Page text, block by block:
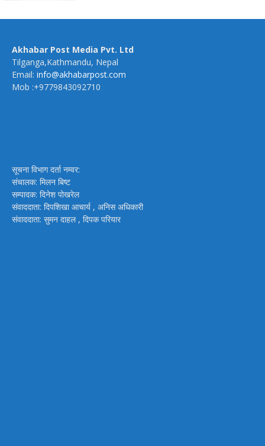
Akhabar Post Media Pvt. Ltd
Tilganga,Kathmandu, Nepal
Email: info@akhabarpost.com
Mob :+9779843092710
सूचना विभाग दर्ता नम्वर:
संचालक: मिलन बिष्ट
सम्पादक: दिनेश पोखरेल
संवाददाता: दिपशिखा आचार्य , अनिस अधिकारी
संवाददाता: सुमन दाहल , दिपक परियार